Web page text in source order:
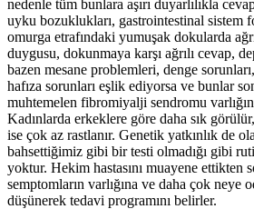
nedenle tüm bunlara aşırı duyarlılıkla
uyku bozuklukları, gastrointestinal sistem
omurga etrafındaki yumuşak dokularda
duygusu, dokunmaya karşı ağrılı cevap,
bazen mesane problemleri, denge
hafıza sorunları eşlik ediyorsa ve bunlar
muhtemelen fibromiyalji sendromu
Kadınlarda erkeklere göre daha sık
ise çok az rastlanır. Genetik yatkınlık de
bahsettiğimiz gibi bir testi olmadığı gibi
yoktur. Hekim hastasını muayene ettikten
semptomların varlığına ve daha çok neye
düşünerek tedavi programını belirler.